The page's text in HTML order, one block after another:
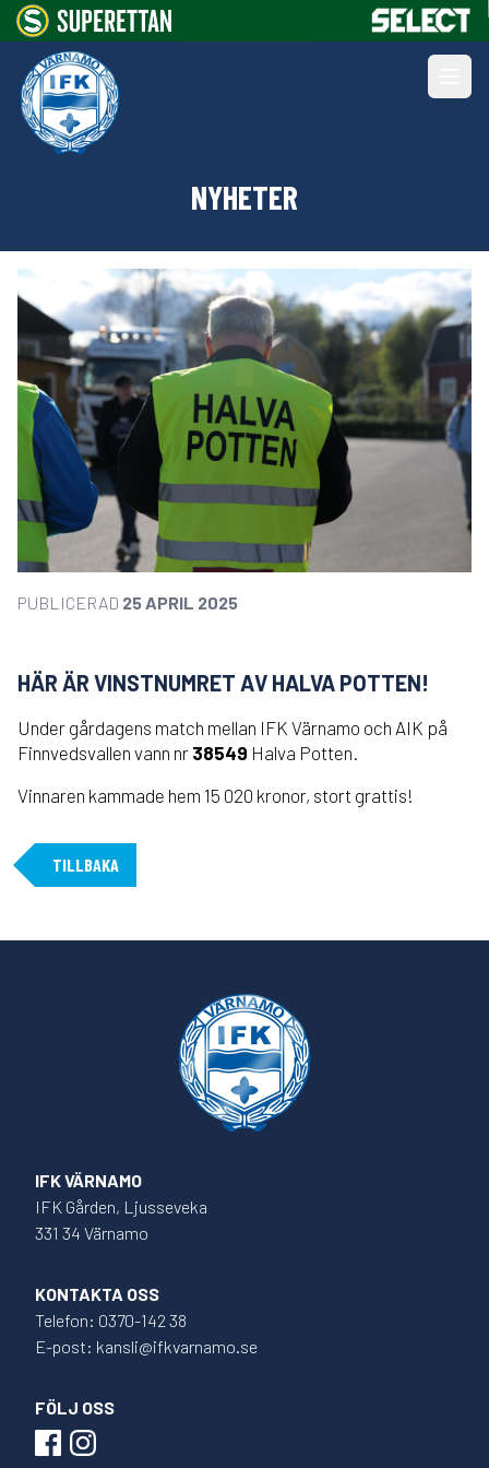
NYHETER
PUBLICERAD 25 APRIL 2025
HÄR ÄR VINSTNUMRET AV HALVA POTTEN!
Under gårdagens match mellan IFK Värnamo och AIK på
Finnvedsvallen vann nr 38549 Halva Potten.
Vinnaren kammade hem 15 020 kronor, stort grattis!
TILLBAKA
IFK VÄRNAMO
IFK Gården, Ljusseveka
331 34 Värnamo
KONTAKTA OSS
Telefon: 0370-142 38
E-post: kansli@ifkvarnamo.se
FÖLJ OSS